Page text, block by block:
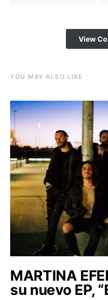
View
YOU MAY ALSO LIKE
MARTINA
su nuevo EP,